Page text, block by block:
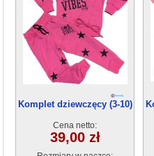
Komplet dziewczęcy (3-10)
Cena netto:
39,00 zł